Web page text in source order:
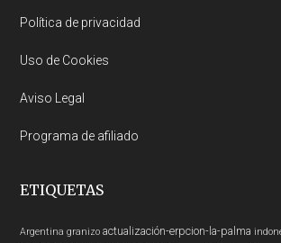
Política de privacidad
Uso de Cookies
Aviso Legal
Programa de afiliado
ETIQUETAS
Argentina granizo actualización-erpcion-la-palma